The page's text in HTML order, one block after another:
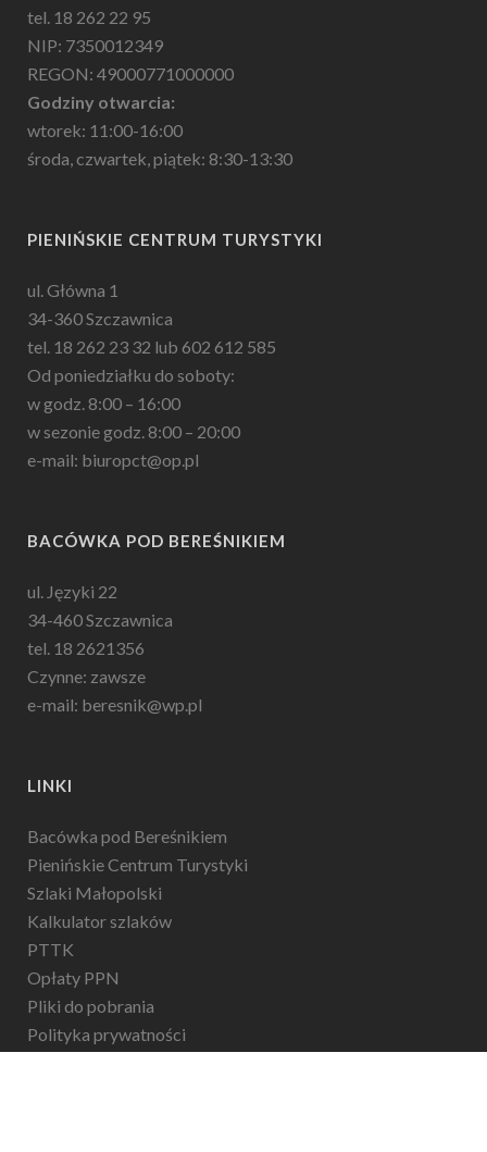
tel. 18 262 22 95
NIP: 7350012349
REGON: 49000771000000
Godziny otwarcia:
wtorek: 11:00-16:00
środa, czwartek, piątek: 8:30-13:30
PIENIŃSKIE CENTRUM TURYSTYKI
ul. Główna 1
34-360 Szczawnica
tel. 18 262 23 32 lub 602 612 585
Od poniedziałku do soboty:
w godz. 8:00 – 16:00
w sezonie godz. 8:00 – 20:00
e-mail: biuropct@op.pl
BACÓWKA POD BEREŚNIKIEM
ul. Języki 22
34-460 Szczawnica
tel. 18 2621356
Czynne: zawsze
e-mail: beresnik@wp.pl
LINKI
Bacówka pod Bereśnikiem
Pienińskie Centrum Turystyki
Szlaki Małopolski
Kalkulator szlaków
PTTK
Opłaty PPN
Pliki do pobrania
Polityka prywatności